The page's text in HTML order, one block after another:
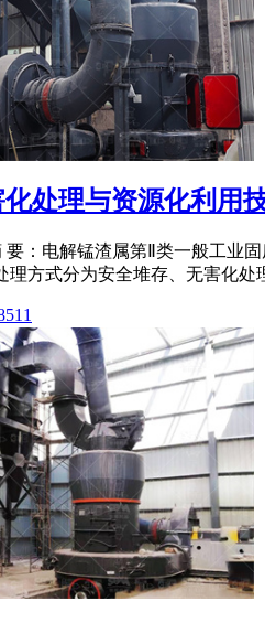
处理与资源化利用
要：电解锰渣属第Ⅱ类一般工业
理方式分为安全堆存、无害化处